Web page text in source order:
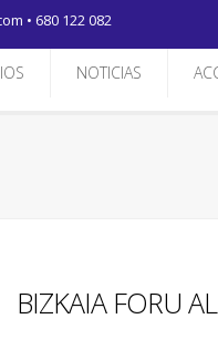
• 680 122 082
NOTICIAS
BIZKAIA FORU